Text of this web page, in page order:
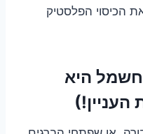
הכיסוי הפלסטיק
החשמל היא
העניין!)